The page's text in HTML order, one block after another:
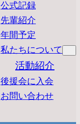
公式記録
先輩紹介
年間予定
私たちについて
活動紹介
後援会に入会
お問い合わせ